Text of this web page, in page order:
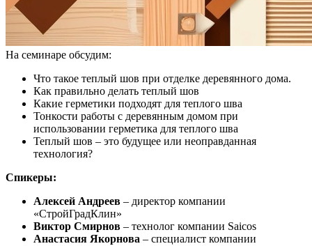
На семинаре обсудим:
Что такое теплый шов при отделке деревянного дома.
Как правильно делать теплый шов
Какие герметики подходят для теплого шва
Тонкости работы с деревянным домом при
использовании герметика для теплого шва
Теплый шов – это будущее или неоправданная
технология?
Спикеры:
Алексей Андреев – директор компании
«СтройГрадКлин»
Виктор Смирнов – технолог компании Saicos
Анастасия Якорнова – специалист компании